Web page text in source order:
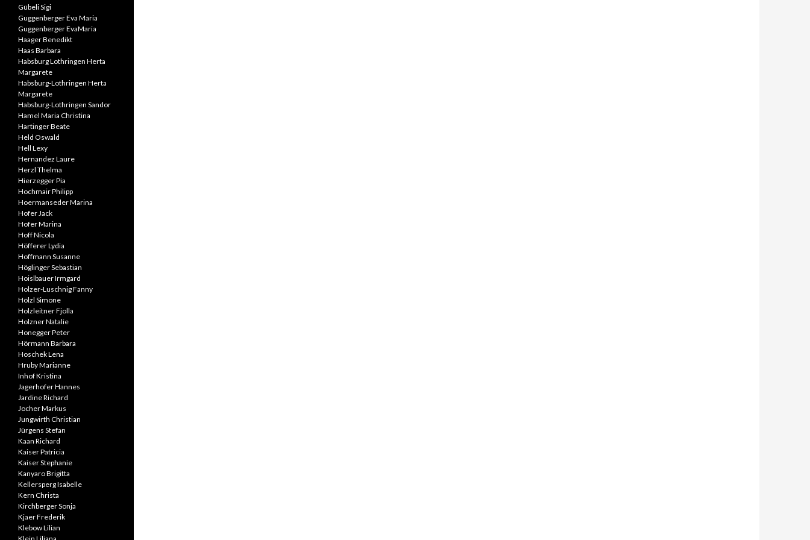
Gübeli Sigi
Guggenberger Eva Maria
Guggenberger EvaMaria
Haager Benedikt
Haas Barbara
Habsburg Lothringen Herta
Margarete
Habsburg-Lothringen Herta
Margarete
Habsburg-Lothringen Sandor
Hamel Maria Christina
Hartinger Beate
Held Oswald
Hell Lexy
Hernandez Laure
Herzl Thelma
Hierzegger Pia
Hochmair Philipp
Hoermanseder Marina
Hofer Jack
Hofer Marina
Hoff Nicola
Höfferer Lydia
Hoffmann Susanne
Höglinger Sebastian
Hoislbauer Irmgard
Holzer-Luschnig Fanny
Hölzl Simone
Holzleitner Fjolla
Holzner Natalie
Honegger Peter
Hörmann Barbara
Hoschek Lena
Hruby Marianne
Inhof Kristina
Jagerhofer Hannes
Jardine Richard
Jocher Markus
Jungwirth Christian
Jürgens Stefan
Kaan Richard
Kaiser Patricia
Kaiser Stephanie
Kanyaro Brigitta
Kellersperg Isabelle
Kern Christa
Kirchberger Sonja
Kjaer Frederik
Klebow Lilian